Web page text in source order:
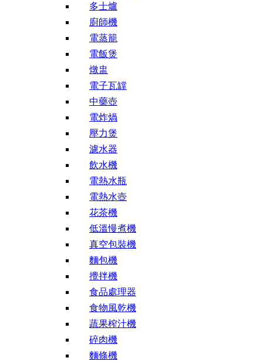
多士爐
廚師機
電蒸籠
電飯煲
燉盅
電子瓦罉
中藥壺
電炸煱
壓力煲
濾水器
飲水機
電熱水瓶
電熱水壺
花茶機
低溫慢煮機
真空包裝機
麵包機
攪拌機
食品處理器
食物風乾機
蔬果榨汁機
碎肉機
麵條機